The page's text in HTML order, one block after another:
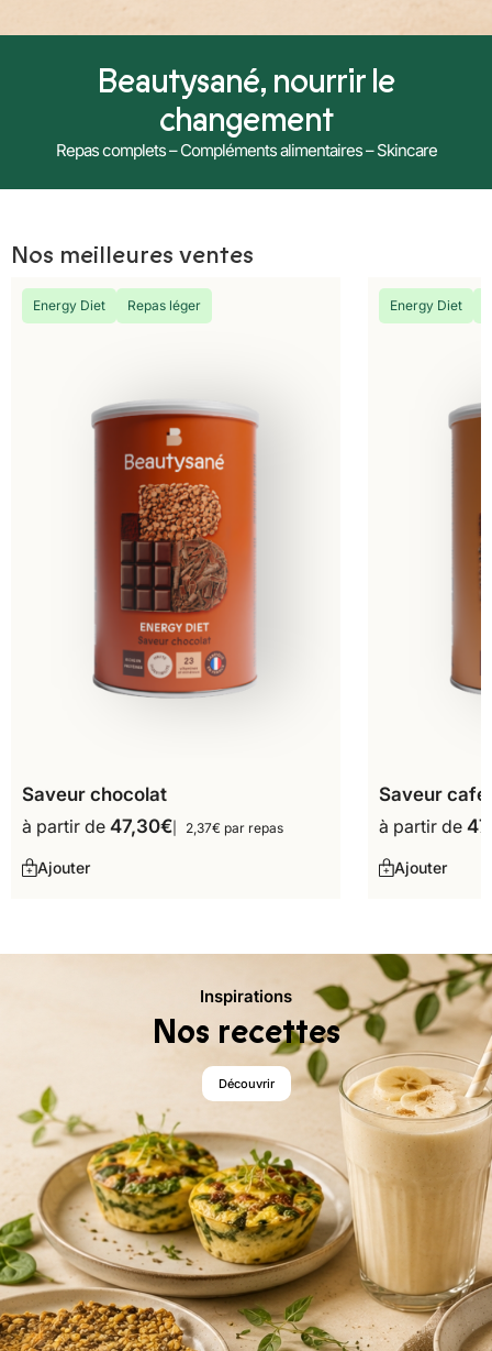
Beautysané, nourrir le
changement
Repas complets – Compléments alimentaires – Skincare
Nos meilleures ventes
Energy Diet Repas léger
Saveur chocolat
à partir de 47,30€ 2,37€ par repas
Ajouter
Energy Diet
Saveur café
à partir de
Ajouter
Inspirations
Nos recettes
Découvrir